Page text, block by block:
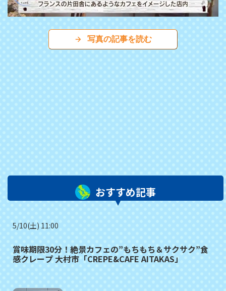
写真の記事を読む
おすすめ記事
5/10(土) 11:00
賞味期限30分！絶景カフェの”もちもち＆サクサク”食
感クレープ 大村市「CREPE&CAFE AITAKAS」